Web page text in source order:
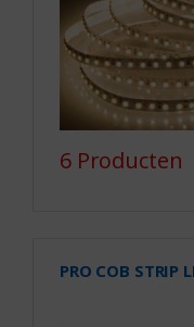
6 Producten
PRO COB STRIP